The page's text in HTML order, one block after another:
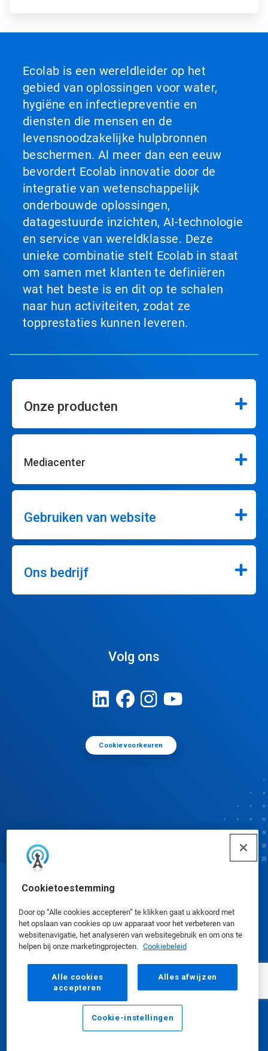
Cookietoestemming
Door op “Alle cookies accepteren” te klikken gaat u akkoord met
het opslaan van cookies op uw apparaat voor het verbeteren van
websitenavigatie, het analyseren van websitegebruik en om ons te
helpen bij onze marketingprojecten. Cookiebeleid
Alle cookies
accepteren
Alles afwijzen
Cookie-instellingen
Ecolab is een wereldleider op het
gebied van oplossingen voor water,
hygiëne en infectiepreventie en
diensten die mensen en de
levensnoodzakelijke hulpbronnen
beschermen. Al meer dan een eeuw
bevordert Ecolab innovatie door de
integratie van wetenschappelijk
onderbouwde oplossingen,
datagestuurde inzichten, AI-technologie
en service van wereldklasse. Deze
unieke combinatie stelt Ecolab in staat
om samen met klanten te definiëren
wat het beste is en dit op te schalen
naar hun activiteiten, zodat ze
topprestaties kunnen leveren.
Onze producten
Mediacenter
Gebruiken van website
Ons bedrijf
Volg ons
Cookievoorkeuren
E-mailadres
© Ecolab Inc. 2025
Veiligheidsinformatiebladen|Privacybeleid|
Gebruiksvoorwaarden